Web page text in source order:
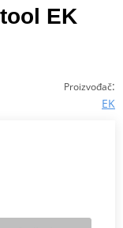
EK
Proizvođač:
EK